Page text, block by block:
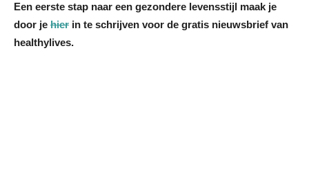
Een eerste stap naar een gezondere levensstijl maak je
door je hier in te schrijven voor de gratis nieuwsbrief van
healthylives.